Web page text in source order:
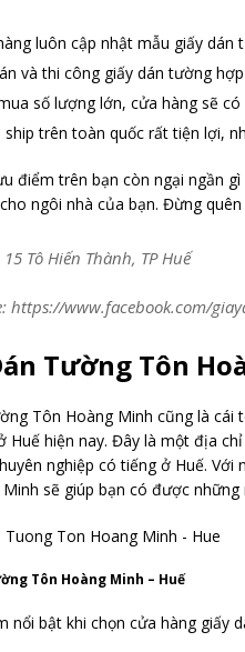
luôn cập nhật mẫu giấy
và thi công giấy dán tường
số lượng lớn, cửa hàng sẽ
ship trên toàn quốc rất tiện lợi,
điểm trên bạn còn ngại ngần
ngôi nhà của bạn. Đừng
Tô Hiến Thành, TP Huế
https://www.facebook.com/
Tường Tôn
Tôn Hoàng Minh cũng là
Huế hiện nay. Đây là một địa
nghiệp có tiếng ở Huế.
sẽ giúp bạn có được
Tôn Hoàng Minh – Huế
nổi bật khi chọn cửa hàng giấy